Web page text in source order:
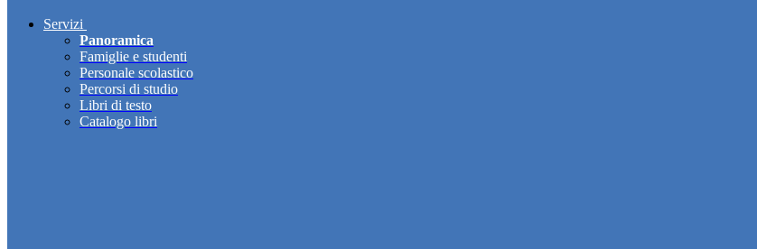
Servizi
Panoramica
Famiglie e studenti
Personale scolastico
Percorsi di studio
Libri di testo
Catalogo libri